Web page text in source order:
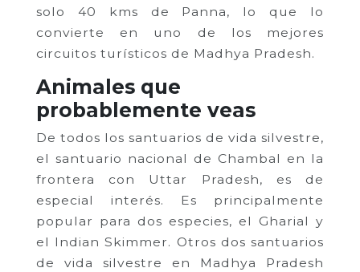
solo 40 kms de Panna, lo que lo
convierte en uno de los mejores
circuitos turísticos de Madhya Pradesh.
Animales que
probablemente veas
De todos los santuarios de vida silvestre,
el santuario nacional de Chambal en la
frontera con Uttar Pradesh, es de
especial interés. Es principalmente
popular para dos especies, el Gharial y
el Indian Skimmer. Otros dos santuarios
de vida silvestre en Madhya Pradesh